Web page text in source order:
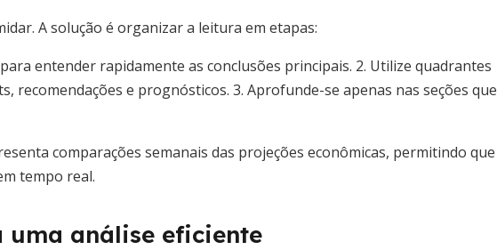
A solução é organizar a leitura em etapas:
para entender rapidamente as conclusões principais. 2. Utilize quadrantes
recomendações e prognósticos. 3. Aprofunde-se apenas nas seções que
comparações semanais das projeções econômicas, permitindo que
tempo real.
uma análise eficiente